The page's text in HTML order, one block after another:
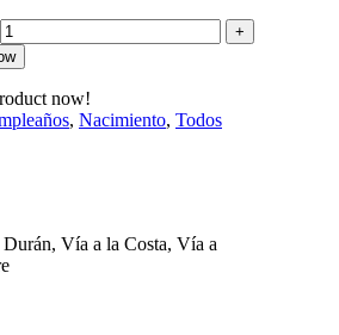
now!
, Nacimiento, Todos
Vía a la Costa, Vía a